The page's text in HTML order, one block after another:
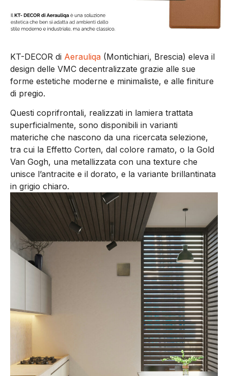
KT-DECOR di Aerauliqa (Montichiari, Brescia) eleva il
design delle VMC decentralizzate grazie alle sue
forme estetiche moderne e minimaliste, e alle finiture
di pregio.
Questi coprifrontali, realizzati in lamiera trattata
superficialmente, sono disponibili in varianti
materiche che nascono da una ricercata selezione,
tra cui la Effetto Corten, dal colore ramato, o la Gold
Van Gogh, una metallizzata con una texture che
unisce l’antracite e il dorato, e la variante brillantinata
in grigio chiaro.